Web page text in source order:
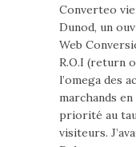
Converteo
Dunod, un
Web
R.O.I (return
l’omega des
marchands
priorité au
visiteurs.